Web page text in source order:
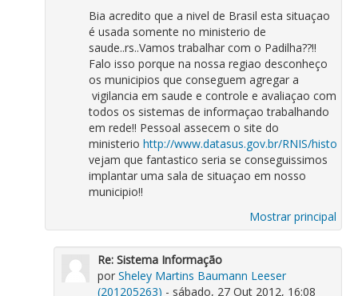
Bia acredito que a nivel de Brasil esta situaçao
é usada somente no ministerio de
saude..rs..Vamos trabalhar com o Padilha??!!
Falo isso porque na nossa regiao desconheço
os municipios que conseguem agregar a
vigilancia em saude e controle e avaliaçao com
todos os sistemas de informaçao trabalhando
em rede!! Pessoal assecem o site do
ministerio http://www.datasus.gov.br/RNIS/
vejam que fantastico seria se conseguissimos
implantar uma sala de situaçao em nosso
municipio!!
Mostrar principal
Re: Sistema Informação
por Sheley Martins Baumann Leeser
(201205263) - sábado, 27 Out 2012, 16:08